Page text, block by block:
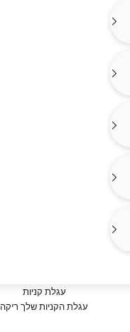
עגלת קניות
עגלת הקניות שלך ריקה
אוברולים